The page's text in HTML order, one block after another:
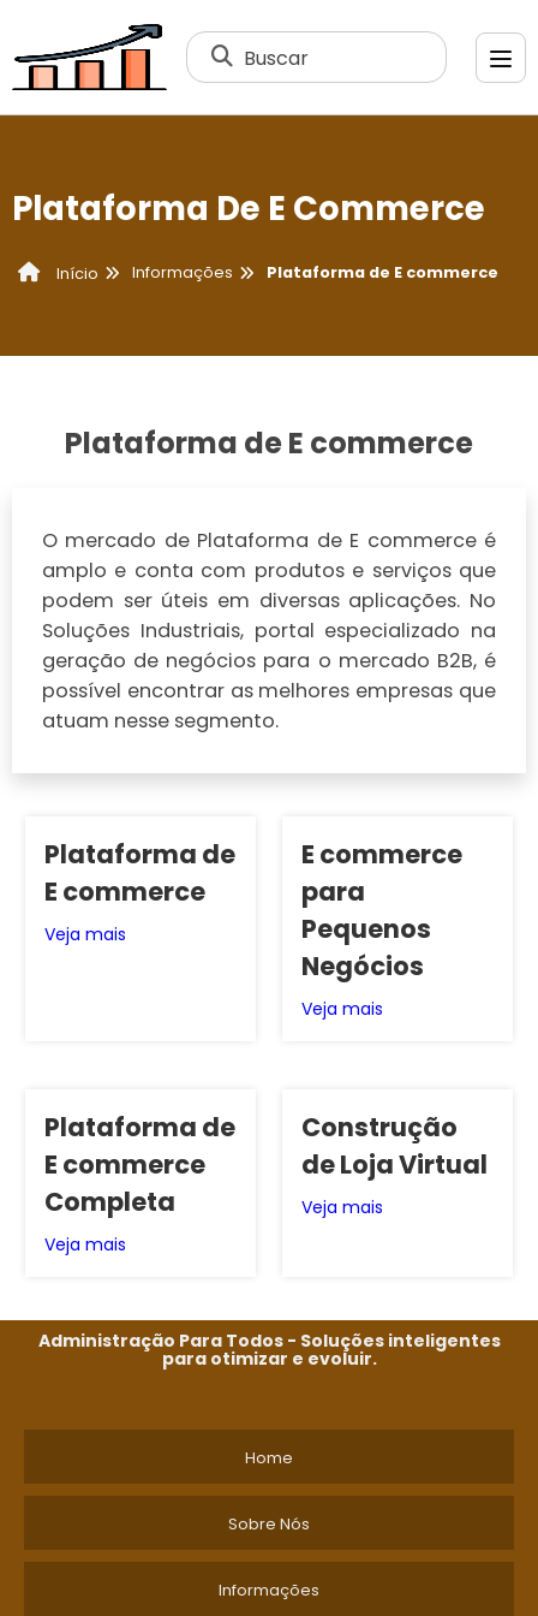
Buscar
Plataforma De E Commerce
Início Informações Plataforma de E commerce
Plataforma de E commerce
O mercado de Plataforma de E commerce é
amplo e conta com produtos e serviços que
podem ser úteis em diversas aplicações. No
Soluções Industriais, portal especializado na
geração de negócios para o mercado B2B, é
possível encontrar as melhores empresas que
atuam nesse segmento.
Plataforma de
E commerce
Veja mais
E commerce
para
Pequenos
Negócios
Veja mais
Plataforma de
E commerce
Completa
Veja mais
Construção
de Loja Virtual
Veja mais
Administração Para Todos - Soluções inteligentes
para otimizar e evoluir.
Home
Sobre Nós
Informações